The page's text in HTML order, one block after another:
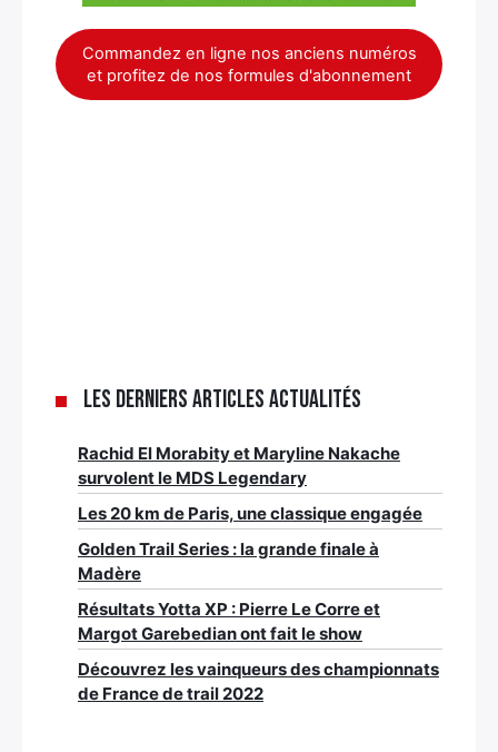
Commandez en ligne nos anciens numéros
et profitez de nos formules d'abonnement
Les derniers articles Actualités
Rachid El Morabity et Maryline Nakache
survolent le MDS Legendary
Les 20 km de Paris, une classique engagée
Golden Trail Series : la grande finale à
Madère
Résultats Yotta XP : Pierre Le Corre et
Margot Garebedian ont fait le show
Découvrez les vainqueurs des championnats
de France de trail 2022